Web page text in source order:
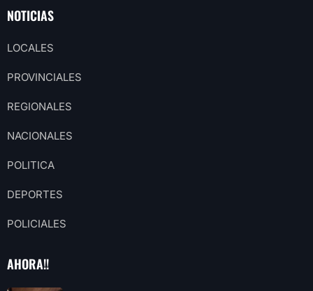
NOTICIAS
LOCALES
PROVINCIALES
REGIONALES
NACIONALES
POLITICA
DEPORTES
POLICIALES
AHORA!!